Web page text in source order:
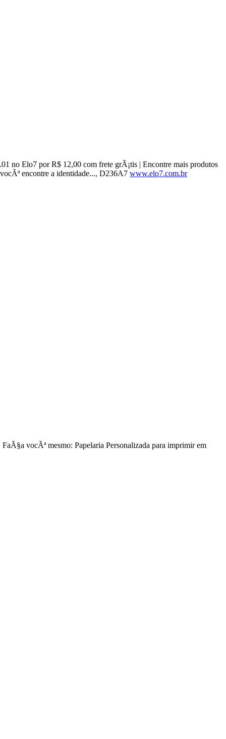
no Elo7 por R$ 12,00 com frete grÃ¡tis | Encontre mais produtos
encontre a identidade..., D236A7 www.elo7.com.br
vocÃª mesmo: Papelaria Personalizada para imprimir em